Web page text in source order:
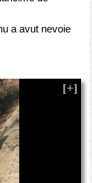
a avut nevoie